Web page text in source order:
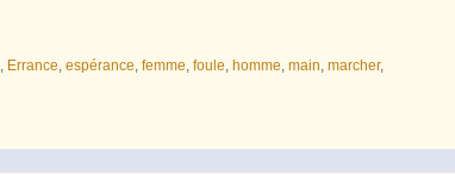
Errance ,espérance ,femme ,foule ,homme ,main ,marcher,